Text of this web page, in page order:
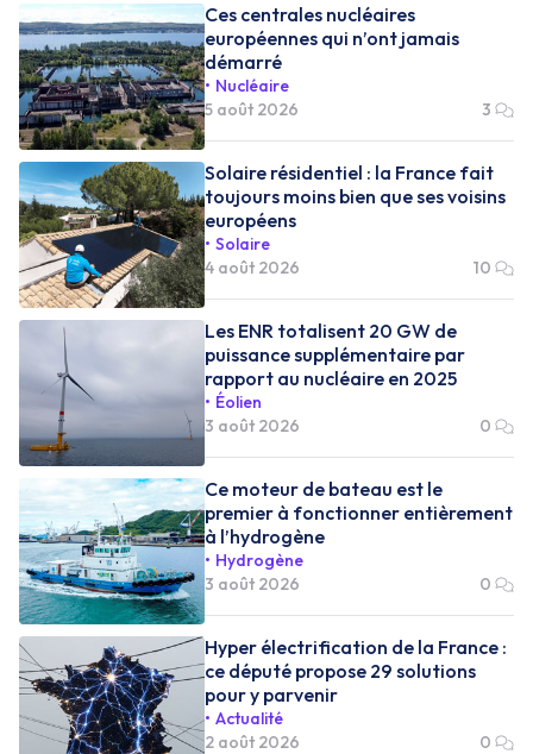
Ces centrales nucléaires
européennes qui n’ont jamais
démarré
Nucléaire
5 août 2026
3
Solaire résidentiel : la France fait
toujours moins bien que ses voisins
européens
Solaire
4 août 2026
10
Les ENR totalisent 20 GW de
puissance supplémentaire par
rapport au nucléaire en 2025
Éolien
3 août 2026
0
Ce moteur de bateau est le
premier à fonctionner entièrement
à l’hydrogène
Hydrogène
3 août 2026
0
Hyper électrification de la France :
ce député propose 29 solutions
pour y parvenir
Actualité
2 août 2026
0